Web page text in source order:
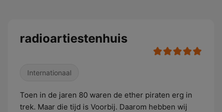
radioartiestenhuis
Internationaal
Toen in de jaren 80 waren de ether piraten erg in
trek. Maar die tijd is Voorbij. Daarom hebben wij